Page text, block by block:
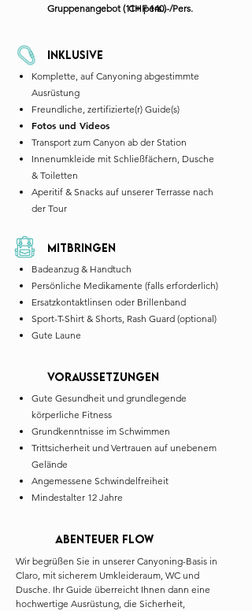
Gruppenangebot (11+ pers.)
CHF 140.-/Pers.
Inklusive
Komplette, auf Canyoning abgestimmte
Ausrüstung
Freundliche, zertifizierte(r) Guide(s)
Fotos und Videos
Transport zum Canyon ab der Station
Innenumkleide mit Schließfächern, Dusche
& Toiletten
Aperitif & Snacks auf unserer Terrasse nach
der Tour
Mitbringen
Badeanzug & Handtuch
Persönliche Medikamente (falls erforderlich)
Ersatzkontaktlinsen oder Brillenband
Sport-T-Shirt & Shorts, Rash Guard (optional)
Gute Laune
Voraussetzungen
Gute Gesundheit und grundlegende
körperliche Fitness
Grundkenntnisse im Schwimmen
Trittsicherheit und Vertrauen auf unebenem
Gelände
Angemessene Schwindelfreiheit
Mindestalter 12 Jahre
Abenteuer Flow
Wir begrüßen Sie in unserer Canyoning-Basis in
Claro, mit sicherem Umkleideraum, WC und
Dusche. Ihr Guide überreicht Ihnen dann eine
hochwertige Ausrüstung, die Sicherheit,